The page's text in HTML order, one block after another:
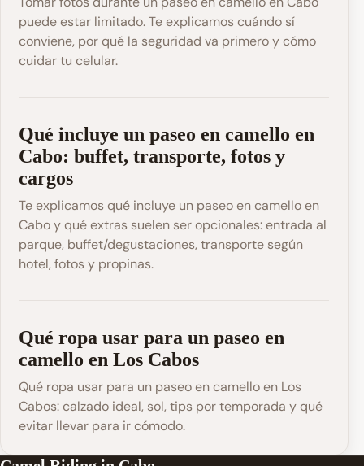
puede estar limitado. Te explicamos cuándo sí
conviene, por qué la seguridad va primero y cómo
cuidar tu celular.
Qué incluye un paseo en camello en
Cabo: buffet, transporte, fotos y
cargos
Te explicamos qué incluye un paseo en camello en
Cabo y qué extras suelen ser opcionales: entrada al
parque, buffet/degustaciones, transporte según
hotel, fotos y propinas.
Qué ropa usar para un paseo en
camello en Los Cabos
Qué ropa usar para un paseo en camello en Los
Cabos: calzado ideal, sol, tips por temporada y qué
evitar llevar para ir cómodo.